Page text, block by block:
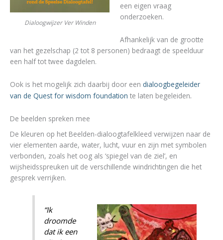
Dialoogwijzer Ver Winden
een eigen vraag
onderzoeken.
Afhankelijk van de grootte
van het gezelschap (2 tot 8 personen) bedraagt de speelduur
een half tot twee dagdelen.
Ook is het mogelijk zich daarbij door een dialoogbegeleider
van de Quest for wisdom foundation te laten begeleiden.
De beelden spreken mee
De kleuren op het Beelden-dialoogtafelkleed verwijzen naar de
vier elementen aarde, water, lucht, vuur en zijn met symbolen
verbonden, zoals het oog als ‘spiegel van de ziel’, en
wijsheidsspreuken uit de verschillende windrichtingen die het
gesprek verrijken.
“Ik
droomde
dat ik een